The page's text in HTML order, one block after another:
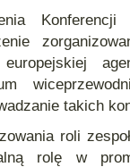
takich
roli
rolę w